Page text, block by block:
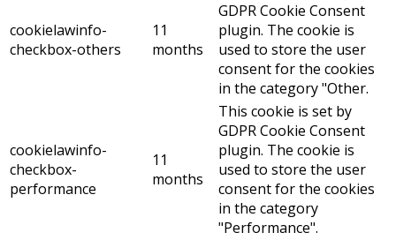
cookielawinfo-
checkbox-others
11
months
GDPR Cookie Consent
plugin. The cookie is
used to store the user
consent for the cookies
in the category "Other.
cookielawinfo-
checkbox-
performance
11
months
This cookie is set by
GDPR Cookie Consent
plugin. The cookie is
used to store the user
consent for the cookies
in the category
"Performance".